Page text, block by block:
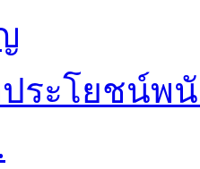
ระโยชน์พ